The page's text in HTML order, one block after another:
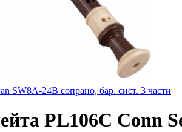
SW8A-24B сопрано, бар. сист. 3 части
PL106C Conn